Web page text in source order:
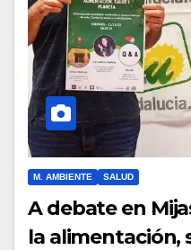
M. AMBIENTE SALUD
A debate en
la alimentación,